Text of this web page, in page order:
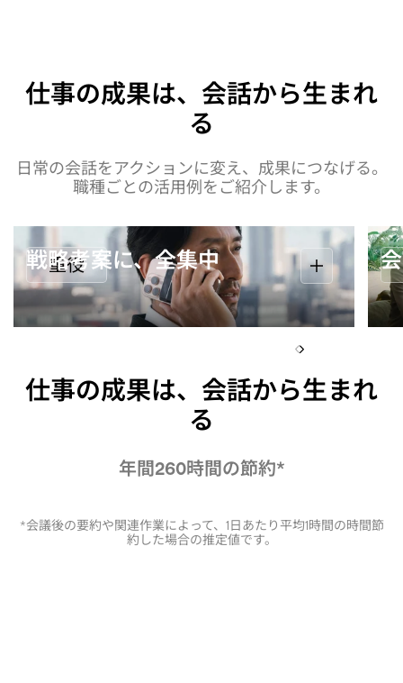
仕事の成果は、会話から生まれ
る
日常の会話をアクションに変え、成果につなげる。
職種ごとの活用例をご紹介します。
重役
戦略考案に、全集中
仕事の成果は、会話から生まれ
る
年間260時間の節約*
*会議後の要約や関連作業によって、1日あたり平均1時間の時間節
約した場合の推定値です。